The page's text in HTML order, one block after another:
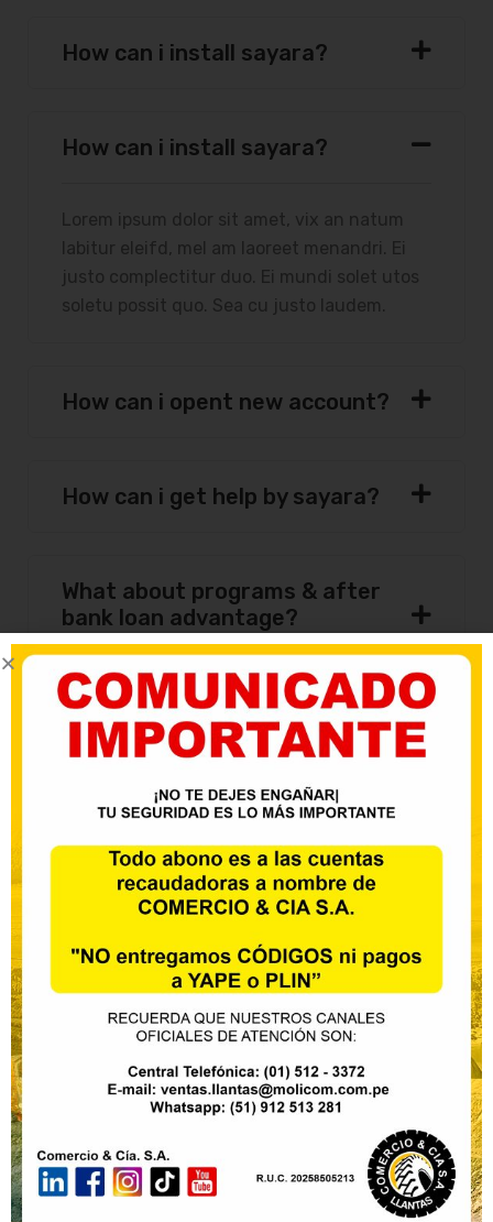
How can i install sayara?
How can i install sayara?
Lorem ipsum dolor sit amet, vix an natum
labitur eleifd, mel am laoreet menandri. Ei
justo complectitur duo. Ei mundi solet utos
soletu possit quo. Sea cu justo laudem.
How can i opent new account?
How can i get help by sayara?
What about programs & after
bank loan advantage?
Nosotros
Nuestro mayor objetivo es la satisfacción de nuestros